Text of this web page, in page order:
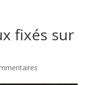
fixés sur